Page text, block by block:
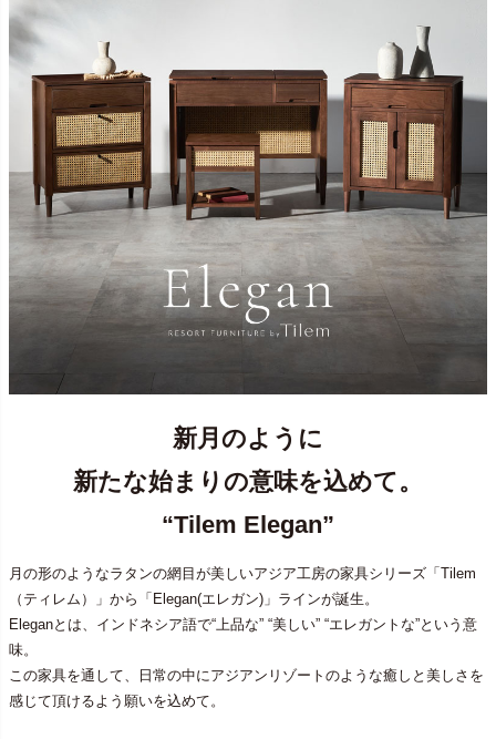
新月のように
新たな始まりの意味を込めて。
“Tilem Elegan”
月の形のようなラタンの網目が美しいアジア工房の家具シリーズ「Tilem
（ティレム）」から「Elegan(エレガン)」ラインが誕生。
Eleganとは、インドネシア語で“上品な” “美しい” “エレガントな”という意
味。
この家具を通して、日常の中にアジアンリゾートのような癒しと美しさを
感じて頂けるよう願いを込めて。